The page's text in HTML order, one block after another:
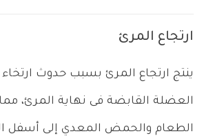
ارتجاع المرئ
ينتج ارتجاع المرئ بسبب حدوث
العضلة القابضة فى نهاية المرئ،
الطعام والحمض المعدي إلى أسفل